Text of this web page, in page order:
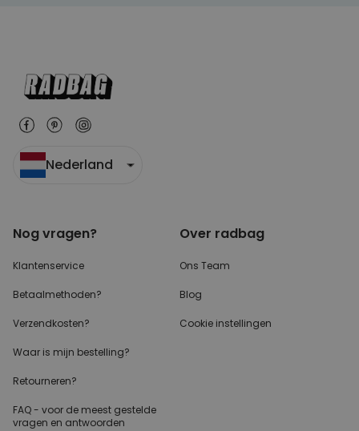
Nederland
Nog vragen?
Klantenservice
Betaalmethoden?
Verzendkosten?
Waar is mijn bestelling?
Retourneren?
FAQ - voor de meest gestelde
vragen en antwoorden
Over radbag
Ons Team
Blog
Cookie instellingen